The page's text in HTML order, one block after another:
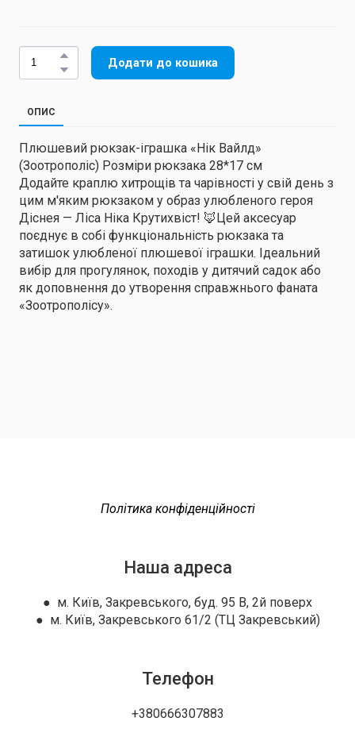
Додати до кошика
ОПИС
Плюшевий рюкзак-іграшка «Нік Вайлд»
(Зоотрополіс) Розміри рюкзака 28*17 см
Додайте краплю хитрощів та чарівності у свій день з
цим м'яким рюкзаком у образ улюбленого героя
Діснея — Ліса Ніка Крутихвіст! 🦊Цей аксесуар
поєднує в собі функціональність рюкзака та
затишок улюбленої плюшевої іграшки. Ідеальний
вибір для прогулянок, походів у дитячий садок або
як доповнення до утворення справжнього фаната
«Зоотрополісу».
Політика конфіденційності
Наша адреса
● м. Київ, Закревського, буд. 95 В, 2й поверх
● м. Київ, Закревського 61/2 (ТЦ Закревський)
Телефон
+380666307883